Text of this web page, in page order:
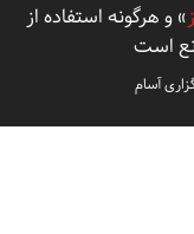
» و هرگونه استفاده از
است
آسام